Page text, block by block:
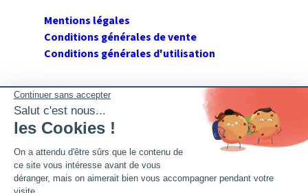
Mentions légales
Conditions générales de vente
Conditions générales d'utilisation
SUIVEZ GERANT DE SARL
Twitter